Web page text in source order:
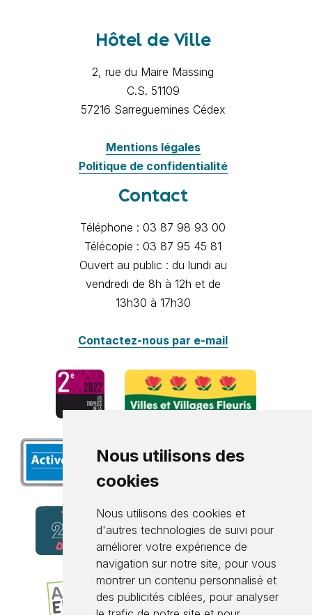
Nous utilisons des
cookies
Nous utilisons des cookies et
d'autres technologies de suivi pour
améliorer votre expérience de
navigation sur notre site, pour vous
montrer un contenu personnalisé et
des publicités ciblées, pour analyser
Hôtel de Ville
2, rue du Maire Massing
C.S. 51109
57216 Sarreguemines Cédex
Mentions légales
Politique de confidentialité
Contact
Téléphone : 03 87 98 93 00
Télécopie : 03 87 95 45 81
Ouvert au public : du lundi au
vendredi de 8h à 12h et de
13h30 à 17h30
Contactez-nous par e-mail